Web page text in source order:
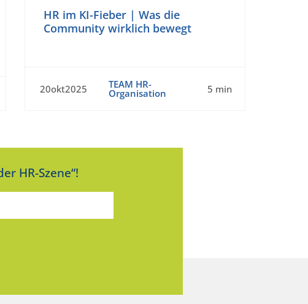
HR im KI-Fieber | Was die
Community wirklich bewegt
20okt2025 TEAM HR-
Organisation 5 min
HR-Szene“!